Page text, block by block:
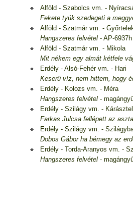
Alföld - Szabolcs vm. -
Fekete tyúk szedegeti a
Alföld - Szatmár vm. -
Hangszeres felvétel - AP-6937h
Alföld - Szatmár vm. - Mikola
Mit nékem egy almát kétfele
Erdély - Alsó-Fehér vm. - Hari
Keserű víz, nem hittem, hogy
Erdély - Kolozs vm. - Méra
Hangszeres felvétel -
Erdély - Szilágy vm. -
Farkas Julcsa fellépett az
Erdély - Szilágy vm. -
Dobos Gábor ha bémegy az
Erdély - Torda-Aranyos vm. -
Hangszeres felvétel -